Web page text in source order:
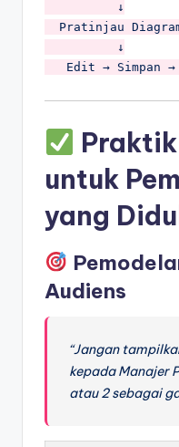
          ↓
Pratinjau
          ↓
untuk
yang
Audiens
“Jangan
kepada Manajer
atau 2 sebagai